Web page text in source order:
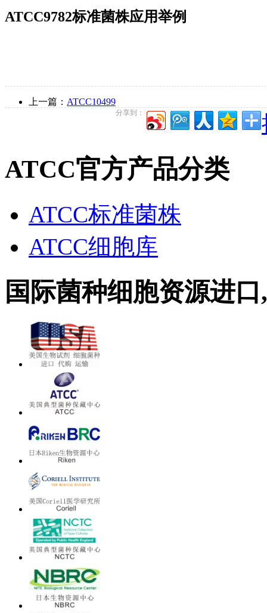
ATCC9782标准菌株应用举例
上一篇： ATCC10499
分享到：
ATCC官方产品分类
ATCC标准菌株
ATCC细胞库
国际菌种细胞资源进